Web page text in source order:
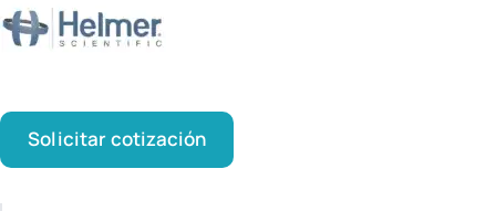
Solicitar cotización